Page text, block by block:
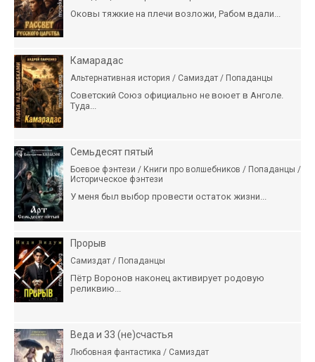
Оковы тяжкие на плечи возложи, Рабом вдали...
Камарадас
Альтернативная история / Самиздат / Попаданцы
Советский Союз официально не воюет в Анголе.
Туда...
Семьдесят пятый
Боевое фэнтези / Книги про волшебников / Попаданцы /
Историческое фэнтези
У меня был выбор провести остаток жизни...
Прорыв
Самиздат / Попаданцы
Пётр Воронов наконец активирует родовую
реликвию...
Веда и 33 (не)счастья
Любовная фантастика / Самиздат